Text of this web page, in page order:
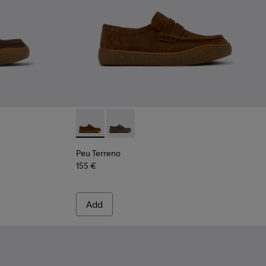
Men. Materials Sneakers for Men.
Nubuck Ankle Boots for Men.
005 003
- K300530-001Peu Terreno - K101135-002 - Brown Suede
Peu Terreno - K101135-004 - Green
Peu Terreno
155 €
Add